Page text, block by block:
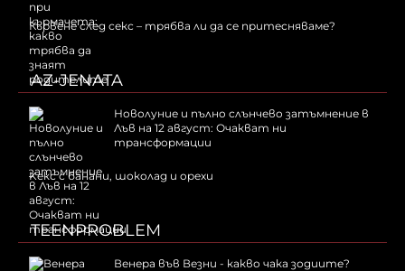
Кървене след секс – трябва ли да се притесняваме?
AZ-JENATA
Новолуние и пълно слънчево затъмнение в
Лъв на 12 август: Очакват ни
трансформации
Kекс с банани, шоколад и орехи
TEENPROBLEM
Венера във Везни - какво чака зодиите?